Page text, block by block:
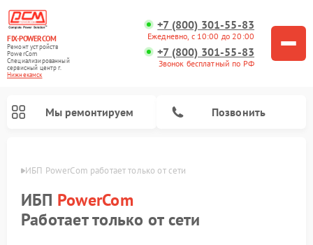
FIX-POWERCOM
Ремонт устройств
PowerCom
Специализированный
cервисный центр г.
Нижнекамск
+7 (800) 301-55-83
Ежедневно, с 10:00 до 20:00
+7 (800) 301-55-83
Звонок бесплатный по РФ
Мы ремонтируем Позвонить
ИБП PowerCom работает только от сети
ИБП PowerCom
Работает только от сети